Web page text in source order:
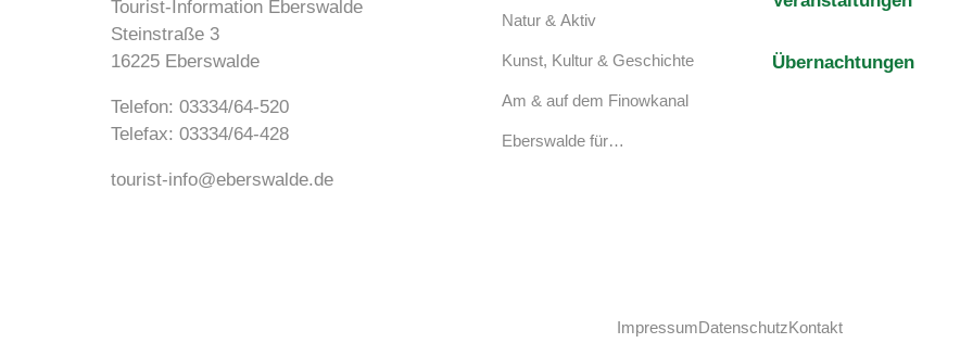
Tourist-Information Eberswalde
Steinstraße 3
16225 Eberswalde
Telefon: 03334/64-520
Telefax: 03334/64-428
tourist-info@eberswalde.de
Natur & Aktiv
Kunst, Kultur & Geschichte
Am & auf dem Finowkanal
Eberswalde für…
Übernachtungen
ImpressumDatenschutzKontakt